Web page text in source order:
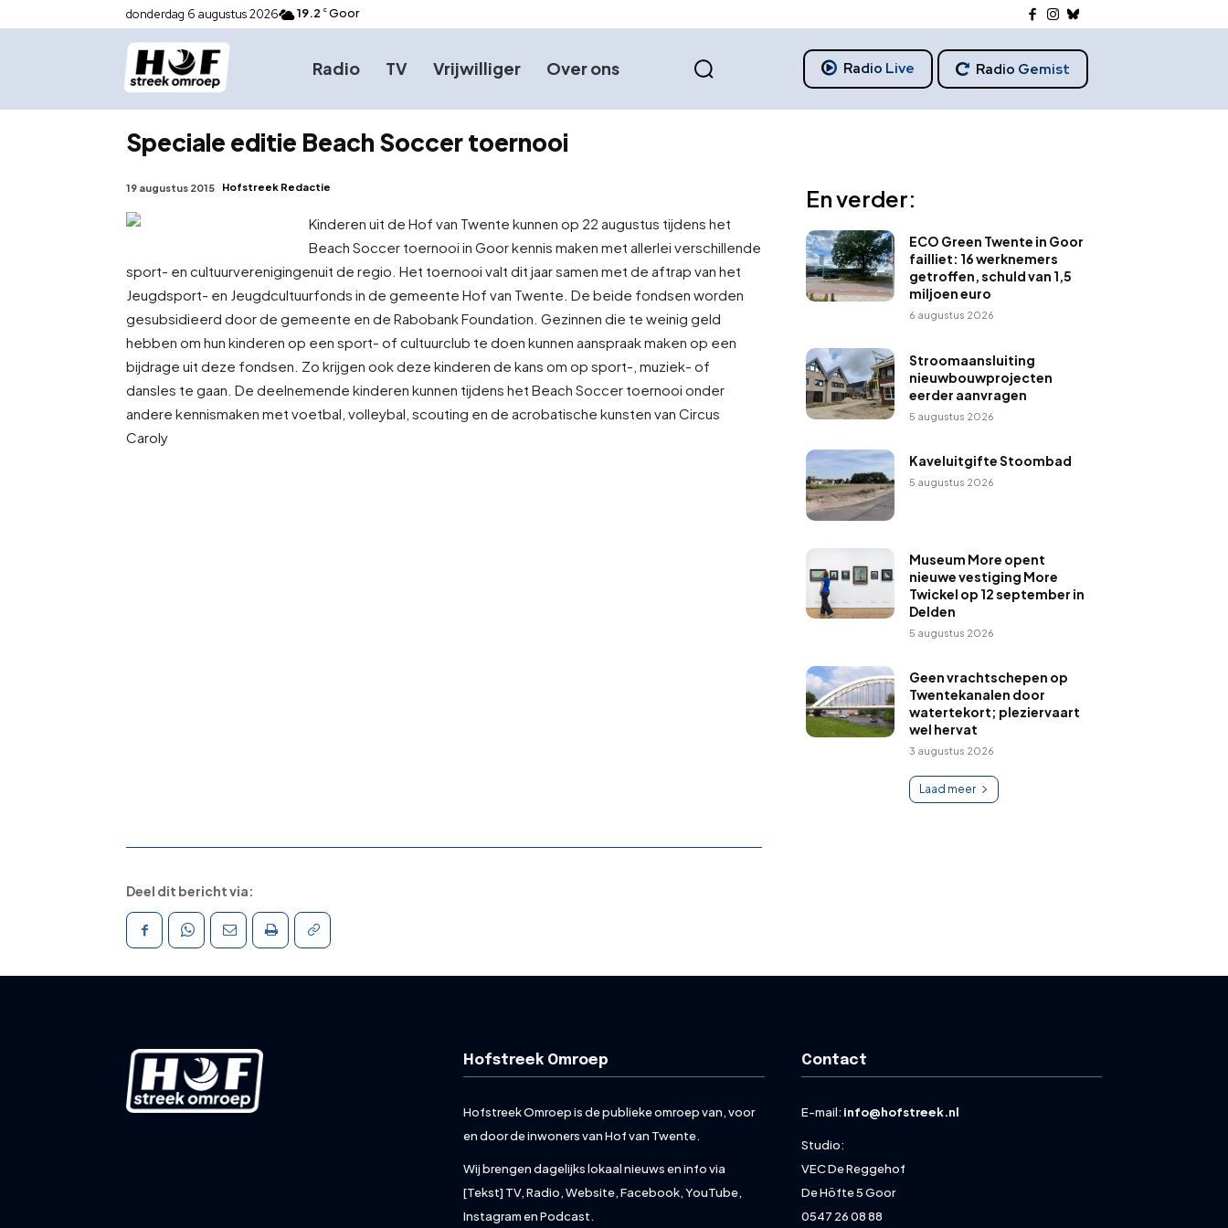
donderdag 6 augustus 2026 19.2 C Goor
Radio TV Vrijwilliger Over ons Radio Live Radio Gemist
Speciale editie Beach Soccer toernooi
19 augustus 2015 Hofstreek Redactie
Kinderen uit de Hof van Twente kunnen op 22 augustus tijdens het
Beach Soccer toernooi in Goor kennis maken met allerlei verschillende
sport- en cultuurverenigingenuit de regio. Het toernooi valt dit jaar samen met de aftrap van het
Jeugdsport- en Jeugdcultuurfonds in de gemeente Hof van Twente. De beide fondsen worden
gesubsidieerd door de gemeente en de Rabobank Foundation. Gezinnen die te weinig geld
hebben om hun kinderen op een sport- of cultuurclub te doen kunnen aanspraak maken op een
bijdrage uit deze fondsen. Zo krijgen ook deze kinderen de kans om op sport-, muziek- of
dansles te gaan. De deelnemende kinderen kunnen tijdens het Beach Soccer toernooi onder
andere kennismaken met voetbal, volleybal, scouting en de acrobatische kunsten van Circus
Caroly
En verder:
ECO Green Twente in Goor
failliet: 16 werknemers
getroffen, schuld van 1,5
miljoen euro
6 augustus 2026
Stroomaansluiting
nieuwbouwprojecten
eerder aanvragen
5 augustus 2026
Kaveluitgifte Stoombad
5 augustus 2026
Museum More opent
nieuwe vestiging More
Twickel op 12 september in
Delden
5 augustus 2026
Geen vrachtschepen op
Twentekanalen door
watertekort; pleziervaart
wel hervat
3 augustus 2026
Laad meer
Deel dit bericht via:
Hofstreek Omroep
Hofstreek Omroep is de publieke omroep van, voor
en door de inwoners van Hof van Twente.
Wij brengen dagelijks lokaal nieuws en info via
[Tekst] TV, Radio, Website, Facebook, YouTube,
Instagram en Podcast.
Contact
E-mail: info@hofstreek.nl
Studio:
VEC De Reggehof
De Höfte 5 Goor
0547 26 08 88